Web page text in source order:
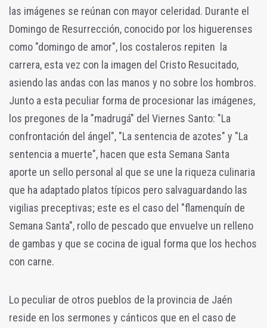
las imágenes se reúnan con mayor celeridad. Durante el
Domingo de Resurrección, conocido por los higuerenses
como "domingo de amor", los costaleros repiten la
carrera, esta vez con la imagen del Cristo Resucitado,
asiendo las andas con las manos y no sobre los hombros.
Junto a esta peculiar forma de procesionar las imágenes,
los pregones de la "madrugá" del Viernes Santo: "La
confrontación del ángel", "La sentencia de azotes" y "La
sentencia a muerte", hacen que esta Semana Santa
aporte un sello personal al que se une la riqueza culinaria
que ha adaptado platos típicos pero salvaguardando las
vigilias preceptivas; este es el caso del "flamenquín de
Semana Santa", rollo de pescado que envuelve un relleno
de gambas y que se cocina de igual forma que los hechos
con carne.
Lo peculiar de otros pueblos de la provincia de Jaén
reside en los sermones y cánticos que en el caso de